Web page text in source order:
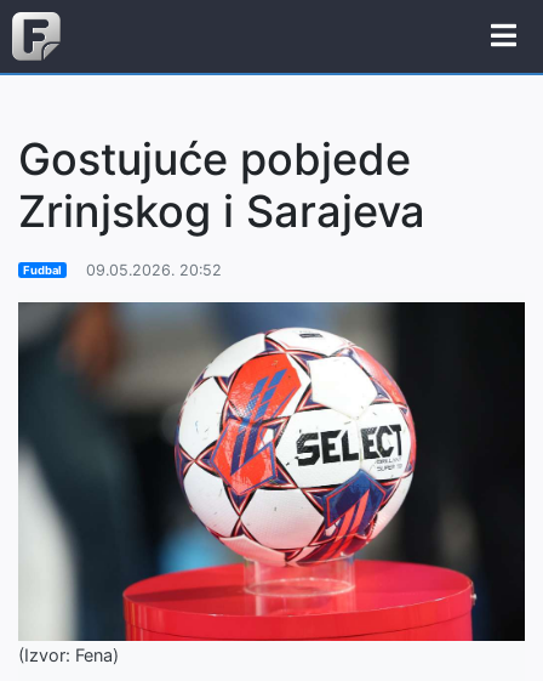
Gostujuće pobjede
Zrinjskog i Sarajeva
Fudbal 09.05.2026. 20:52
(Izvor: Fena)